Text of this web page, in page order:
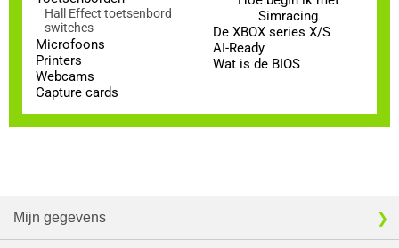
Hall Effect toetsenbord
switches
Microfoons
Printers
Webcams
Capture cards
Simracing
De XBOX series X/S
AI-Ready
Wat is de BIOS
Mijn gegevens